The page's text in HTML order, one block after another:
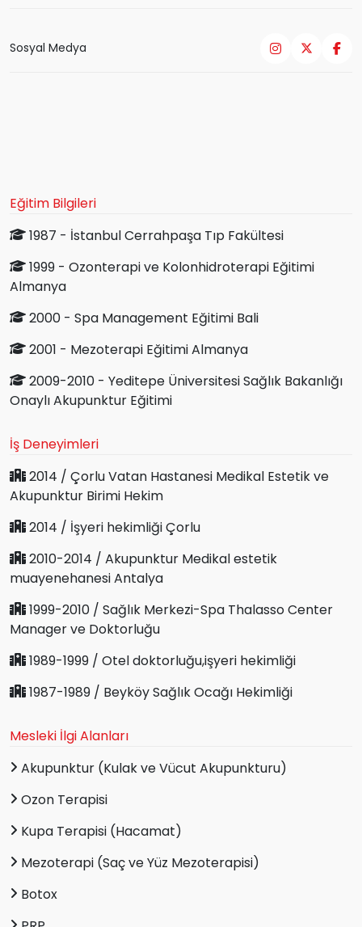
Sosyal Medya
Eğitim Bilgileri
1987 - İstanbul Cerrahpaşa Tıp Fakültesi
1999 - Ozonterapi ve Kolonhidroterapi Eğitimi
Almanya
2000 - Spa Management Eğitimi Bali
2001 - Mezoterapi Eğitimi Almanya
2009­-2010 - Yeditepe Üniversitesi Sağlık Bakanlığı
Onaylı Akupunktur Eğitimi
İş Deneyimleri
2014 / Çorlu Vatan Hastanesi Medikal Estetik ve
Akupunktur Birimi Hekim
2014 / İşyeri hekimliği Çorlu
2010-2014 / Akupunktur Medikal estetik
muayenehanesi Antalya
1999-2010 / Sağlık Merkezi-Spa Thalasso Center
Manager ve Doktorluğu
1989-1999 / Otel doktorluğu,işyeri hekimliği
1987-1989 / Beyköy Sağlık Ocağı Hekimliği
Mesleki İlgi Alanları
Akupunktur (Kulak ve Vücut Akupunkturu)
Ozon Terapisi
Kupa Terapisi (Hacamat)
Mezoterapi (Saç ve Yüz Mezoterapisi)
Botox